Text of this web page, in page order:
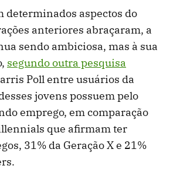
determinados aspectos do
anteriores abraçaram, a
sendo ambiciosa, mas à sua
segundo outra pesquisa
Poll entre usuários da
jovens possuem pelo
emprego, em comparação
que afirmam ter
31% da Geração X e 21%